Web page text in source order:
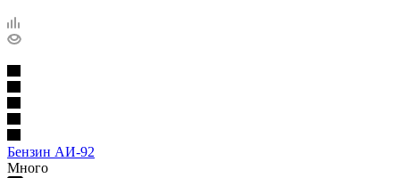
Бензин АИ-92
Много